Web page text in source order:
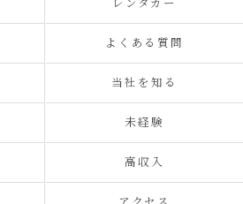
レンタカー
よくある質問
当社を知る
未経験
高収入